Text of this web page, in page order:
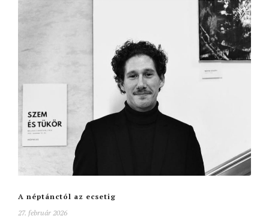
A néptánctól az ecsetig
27. február 2026